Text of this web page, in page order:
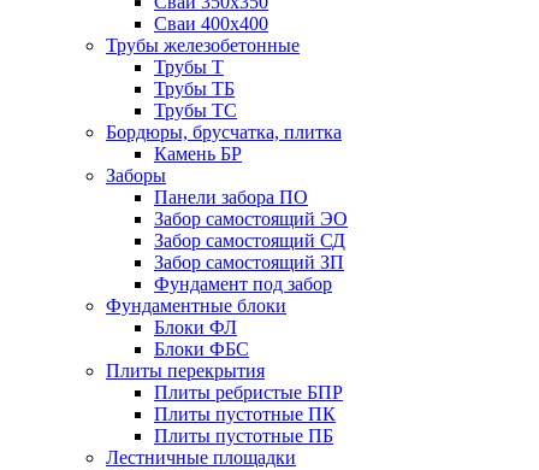
Сваи 400х400
Трубы железобетонные
Трубы Т
Трубы ТБ
Трубы ТС
Бордюры, брусчатка, плитка
Камень БР
Заборы
Панели забора ПО
Забор самостоящий ЭО
Забор самостоящий СД
Забор самостоящий ЗП
Фyндамент под забор
Фундаментные блоки
Блоки ФЛ
Блоки ФБС
Плиты перекрытия
Плиты ребристые БПР
Плиты пустотные ПК
Плиты пустотные ПБ
Лестничные площадки